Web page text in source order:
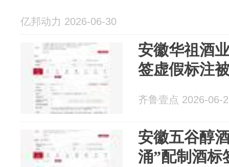
亿邦动力 2026-06-30
安徽华祖酒
签虚假标注
齐鲁壹点 2026-06-
安徽五谷醇
涌”配制酒标